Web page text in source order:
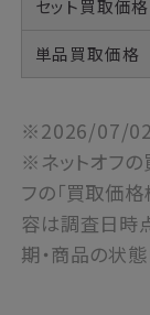
セット買取価格
単品買取価格
※2026/07/
※ネットオフの
フの「買取価
容は調査日時
期・商品の状態